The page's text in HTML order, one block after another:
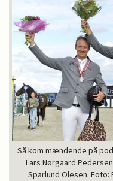
Så kom mændende på
Lars Nørgaard
Sparlund Olesen.